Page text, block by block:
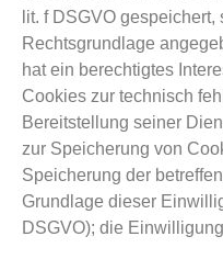
lit. f DSGVO
Rechtsgrundlage
hat ein berechtigtes
Cookies zur technisch
Bereitstellung seiner
zur Speicherung von
Speicherung der
Grundlage dieser
DSGVO); die